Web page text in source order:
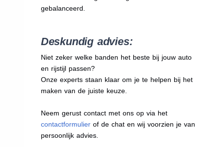
gebalanceerd.
Deskundig advies:
Niet zeker welke banden het beste bij jouw auto
en rijstijl passen?
Onze experts staan klaar om je te helpen bij het
maken van de juiste keuze.
Neem gerust contact met ons op via het
contactformulierof de chat en wij voorzien je van
persoonlijk advies.